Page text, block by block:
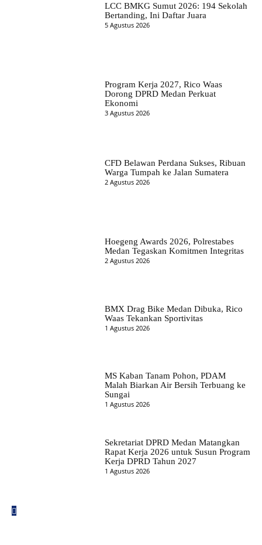
LCC BMKG Sumut 2026: 194 Sekolah
Bertanding, Ini Daftar Juara
5 Agustus 2026
Program Kerja 2027, Rico Waas
Dorong DPRD Medan Perkuat
Ekonomi
3 Agustus 2026
CFD Belawan Perdana Sukses, Ribuan
Warga Tumpah ke Jalan Sumatera
2 Agustus 2026
Hoegeng Awards 2026, Polrestabes
Medan Tegaskan Komitmen Integritas
2 Agustus 2026
BMX Drag Bike Medan Dibuka, Rico
Waas Tekankan Sportivitas
1 Agustus 2026
MS Kaban Tanam Pohon, PDAM
Malah Biarkan Air Bersih Terbuang ke
Sungai
1 Agustus 2026
Sekretariat DPRD Medan Matangkan
Rapat Kerja 2026 untuk Susun Program
Kerja DPRD Tahun 2027
1 Agustus 2026